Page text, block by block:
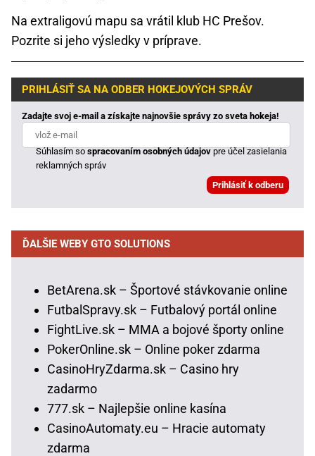
Na extraligovú mapu sa vrátil klub HC Prešov.
Pozrite si jeho výsledky v príprave.
PRIHLÁSIŤ SA NA ODBER HOKEJOVÝCH SPRÁV
Zadajte svoj e-mail a získajte najnovšie správy zo sveta hokeja!
Súhlasím sospracovaním osobných údajovpre účel zasielania
reklamných správ
ĎALŠIE WEBY GTO SOLUTIONS
BetArena.sk – Športové stávkovanie online
FutbalSpravy.sk – Futbalový portál online
FightLive.sk – MMA a bojové športy online
PokerOnline.sk – Online poker zdarma
CasinoHryZdarma.sk – Casino hry
zadarmo
777.sk – Najlepšie online kasína
CasinoAutomaty.eu – Hracie automaty
zdarma